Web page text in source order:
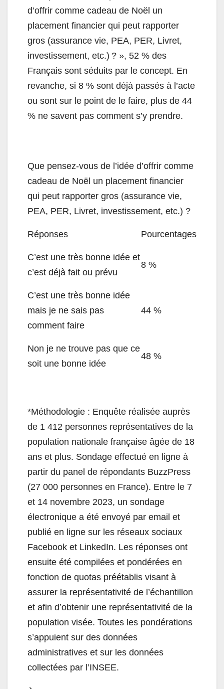
d’offrir comme cadeau de Noël un
placement financier qui peut rapporter
gros (assurance vie, PEA, PER, Livret,
investissement, etc.) ? », 52 % des
Français sont séduits par le concept. En
revanche, si 8 % sont déjà passés à l’acte
ou sont sur le point de le faire, plus de 44
% ne savent pas comment s’y prendre.
Que pensez-vous de l’idée d’offrir comme
cadeau de Noël un placement financier
qui peut rapporter gros (assurance vie,
PEA, PER, Livret, investissement, etc.) ?
Réponses Pourcentages
C’est une très bonne idée et
c’est déjà fait ou prévu
8 %
C’est une très bonne idée
mais je ne sais pas
comment faire
44 %
Non je ne trouve pas que ce
soit une bonne idée
48 %
*Méthodologie : Enquête réalisée auprès
de 1 412 personnes représentatives de la
population nationale française âgée de 18
ans et plus. Sondage effectué en ligne à
partir du panel de répondants BuzzPress
(27 000 personnes en France). Entre le 7
et 14 novembre 2023, un sondage
électronique a été envoyé par email et
publié en ligne sur les réseaux sociaux
Facebook et LinkedIn. Les réponses ont
ensuite été compilées et pondérées en
fonction de quotas préétablis visant à
assurer la représentativité de l’échantillon
et afin d’obtenir une représentativité de la
population visée. Toutes les pondérations
s’appuient sur des données
administratives et sur les données
collectées par l’INSEE.